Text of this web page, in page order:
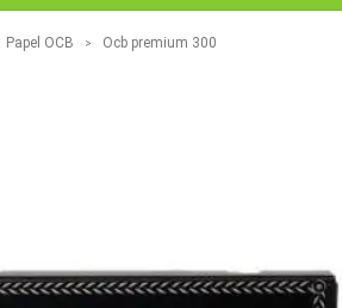
Papel OCB Ocb premium 300